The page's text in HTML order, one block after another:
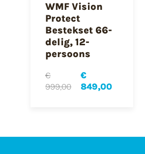
WMF Vision
Protect
Bestekset 66-
delig, 12-
persoons
€
999,00
€
849,00